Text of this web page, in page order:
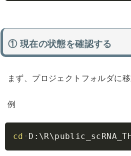
① 現在の状態を確認する
まず、プロジェクトフォルダに移
例
cd D: \R\